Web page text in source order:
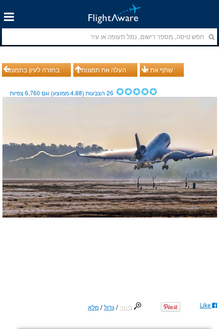
בחזרה לעיון בתמונות העלה את תמונותיך שתף את זה
26הצבעות (4.88ממוצע) וגם 6,760צפיות
בינוני /גדול /מלא Like